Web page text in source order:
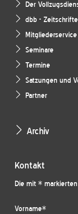
Der
dbb -
Seminare
Termine
Satzungen und
Partner
Archiv
Kontakt
Die mit *
Vorname*